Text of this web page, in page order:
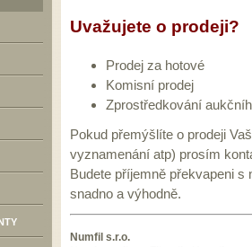
Uvažujete o prodeji?
Prodej za hotové
Komisní prodej
Zprostředkování
Pokud přemýšlíte o prodeji
vyznamenání atp) prosím
Budete příjemně překvapeni
snadno a výhodně.
Numfil s.r.o.